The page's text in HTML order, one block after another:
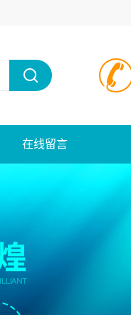
在线留言